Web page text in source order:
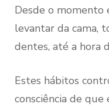
Desde o momento
levantar da cama,
dentes, até a hora
Estes hábitos
consciência de